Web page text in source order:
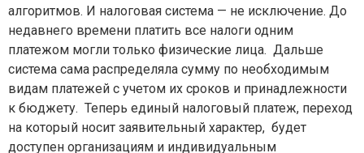
алгоритмов. И налоговая система — не исключение. До
недавнего времени платить все налоги одним
платежом могли только физические лица. Дальше
система сама распределяла сумму по необходимым
видам платежей с учетом их сроков и принадлежности
к бюджету. Теперь единый налоговый платеж, переход
на который носит заявительный характер, будет
доступен организациям и индивидуальным